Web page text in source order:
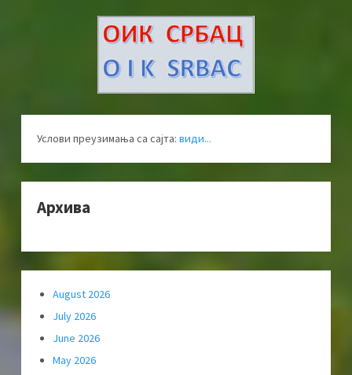
Услови преузимања са сајта: види...
Архива
August 2026
July 2026
June 2026
May 2026